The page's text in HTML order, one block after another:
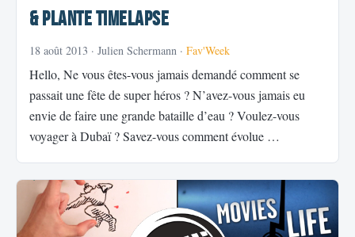
& Plante Timelapse
18 août 2013 · Julien Schermann · Fav'Week
Hello, Ne vous êtes-vous jamais demandé comment se
passait une fête de super héros ? N’avez-vous jamais eu
envie de faire une grande bataille d’eau ? Voulez-vous
voyager à Dubaï ? Savez-vous comment évolue …